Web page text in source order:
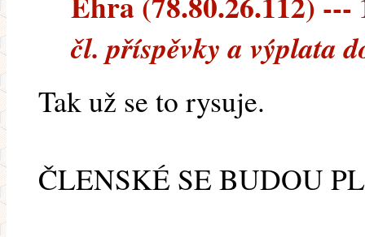
čl. příspěvky a výplata
Tak už se to rysuje.
ČLENSKÉ SE BUDOU